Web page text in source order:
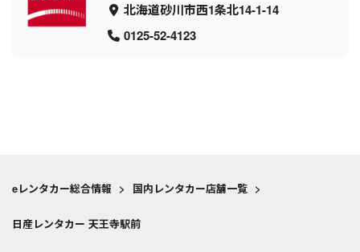
北海道砂川市西1条北14-1-14
0125-52-4123
eレンタカー総合情報 > 国内レンタカー店舗一覧 >
日産レンタカー 天王寺駅前